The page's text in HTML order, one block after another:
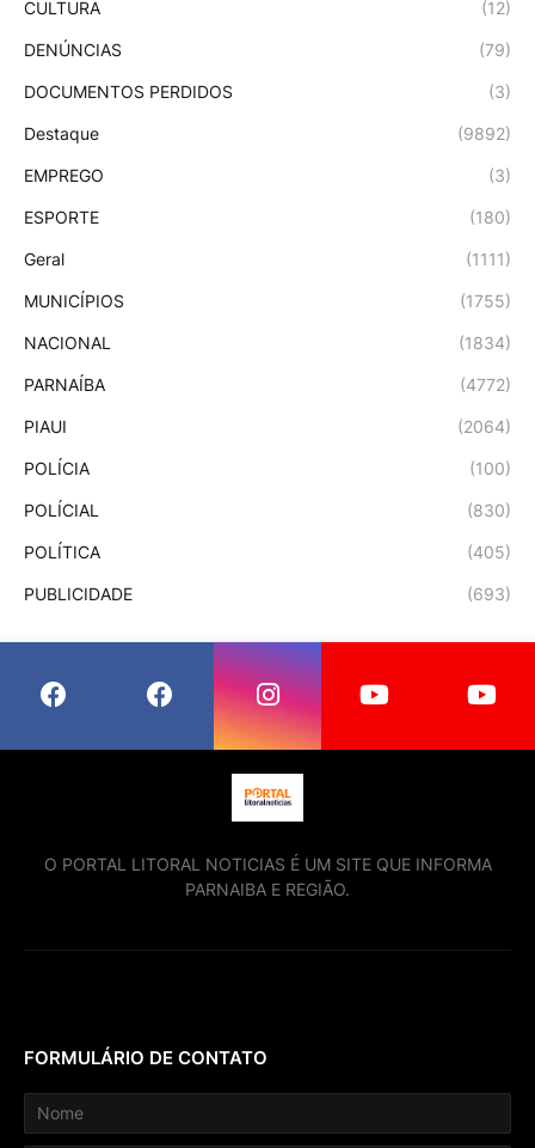
CULTURA (12)
DENÚNCIAS (79)
DOCUMENTOS PERDIDOS (3)
Destaque (9892)
EMPREGO (3)
ESPORTE (180)
Geral (1111)
MUNICÍPIOS (1755)
NACIONAL (1834)
PARNAÍBA (4772)
PIAUI (2064)
POLÍCIA (100)
POLÍCIAL (830)
POLÍTICA (405)
PUBLICIDADE (693)
O PORTAL LITORAL NOTICIAS É UM SITE QUE INFORMA
PARNAIBA E REGIÃO.
FORMULÁRIO DE CONTATO